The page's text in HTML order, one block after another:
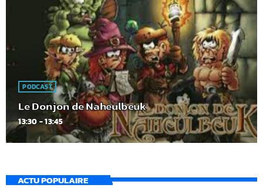
PODCAST
Le Donjon de Naheulbeuk
13:30 - 13:45
ACTU POPULAIRE